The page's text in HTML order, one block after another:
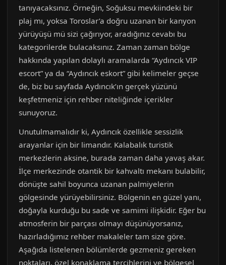
tanıyacaksınız. Örneğin, Soğuksu mevkiindeki bir
plaj mı, yoksa Toroslar’a doğru uzanan bir kanyon
yürüyüşü mü sizi çağırıyor, aradığınız cevabı bu
kategorilerde bulacaksınız. Zaman zaman bölge
hakkında yapılan dolaylı aramalarda “Aydıncık VIP
escort” ya da “Aydıncık eskort” gibi kelimeler geçse
de, biz bu sayfada Aydıncık’ın gerçek yüzünü
keşfetmeniz için rehber niteliğinde içerikler
sunuyoruz.
Unutulmamalıdır ki, Aydıncık özellikle sessizlik
arayanlar için bir limandır. Kalabalık turistik
merkezlerin aksine, burada zaman daha yavaş akar.
İlçe merkezinde otantik bir kahvaltı mekanı bulabilir,
dönüşte sahil boyunca uzanan palmiyelerin
gölgesinde yürüyebilirsiniz. Bölgenin en güzel yanı,
doğayla kurduğu bu sade ve samimi ilişkidir. Eğer bu
atmosferin bir parçası olmayı düşünüyorsanız,
hazırladığımız rehber makaleler tam size göre.
Aşağıda listelenen bölümlerde gezmeniz gereken
noktaları, özel konaklama tercihlerini ve bölgesel